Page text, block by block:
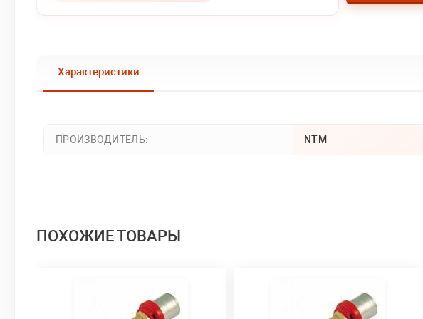
Характеристики
ПРОИЗВОДИТЕЛЬ: NTM
ПОХОЖИЕ ТОВАРЫ